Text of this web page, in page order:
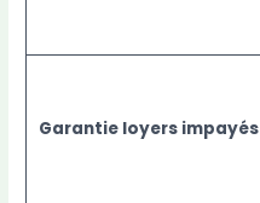
Garantie loyers impayés